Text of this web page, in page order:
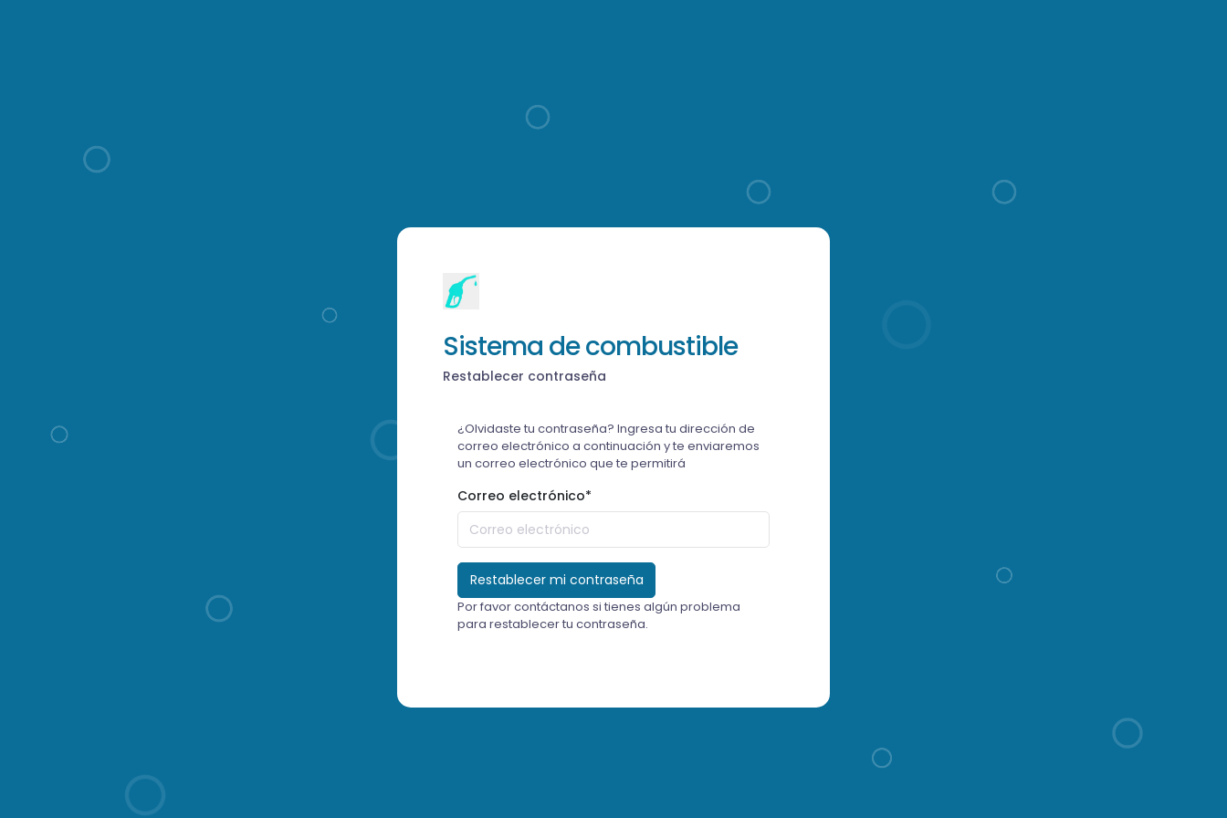
Sistema de combustible
Restablecer contraseña
¿Olvidaste tu contraseña? Ingresa tu dirección de
correo electrónico a continuación y te enviaremos
un correo electrónico que te permitirá
Correo electrónico*
Por favor contáctanos si tienes algún problema
para restablecer tu contraseña.